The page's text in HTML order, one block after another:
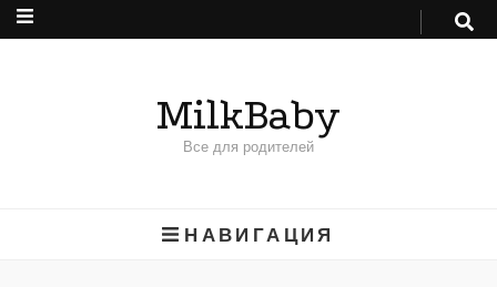
MilkBaby
Все для родителей
НАВИГАЦИЯ